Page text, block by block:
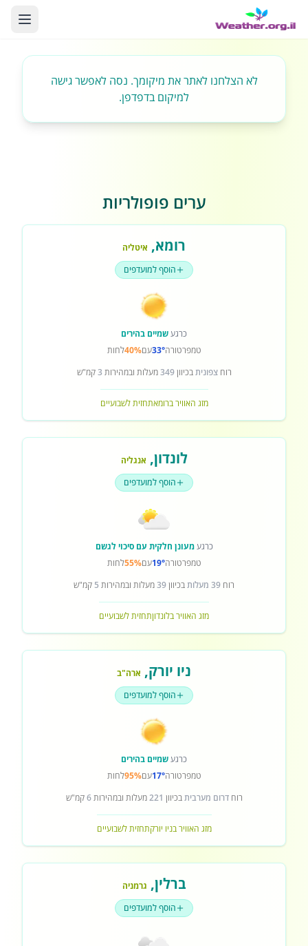
לא הצלחנו לאתר את מיקומך. נסה לאפשר גישה
למיקום בדפדפן.
ערים פופולריות
רומא, איטליה
הוסף למועדפים
כרגעשמיים בהירים
טמפרטורה33°עם40%לחות
רוחצפוניתבכיוון349מעלות ובמהירות 3קמ"ש
מזג האוויר ברומאתחזית לשבועיים
לונדון, אנגליה
הוסף למועדפים
כרגעמעונן חלקית עם סיכוי לגשם
טמפרטורה19°עם55%לחות
רוח 39 מעלות בכיוון39מעלות ובמהירות 5 קמ"ש
מזג האוויר בלונדוןתחזית לשבועיים
ניו יורק, ארה"ב
הוסף למועדפים
כרגעשמיים בהירים
טמפרטורה17°עם95%לחות
רוחדרום מערביתבכיוון 221מעלות ובמהירות6קמ"ש
מזג האוויר בניו יורקתחזית לשבועיים
ברלין, גרמניה
הוסף למועדפים